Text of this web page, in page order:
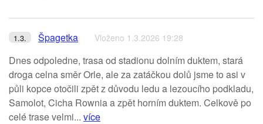
1.3. Špagetka Vloženo 1.3.2026 19:28
Dnes odpoledne, trasa od stadionu dolním duktem, stará
droga celna směr Orle, ale za zatáčkou dolů jsme to asi v
půli kopce otočili zpět z důvodu ledu a lezoucího podkladu,
Samolot, Cicha Rownia a zpět horním duktem. Celkově po
celé trase velmi... více